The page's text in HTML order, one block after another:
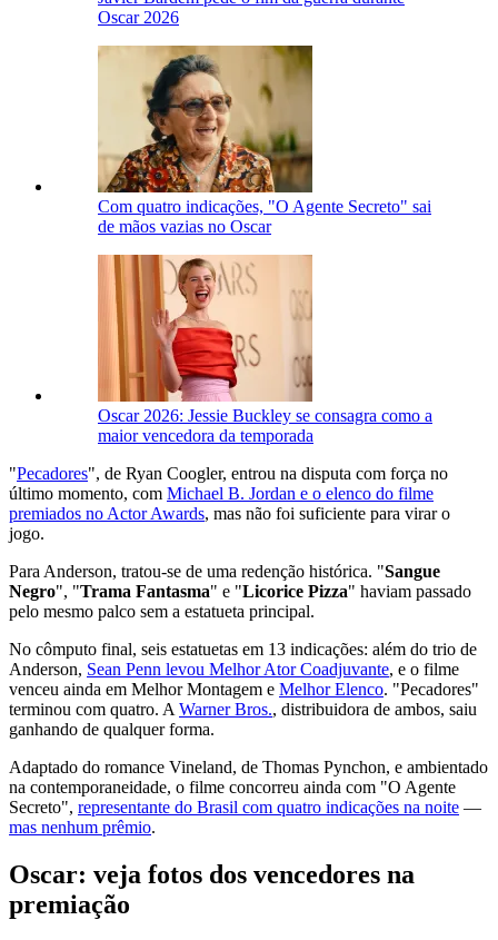
Oscar 2026
Com quatro indicações, "O Agente Secreto" sai
de mãos vazias no Oscar
Oscar 2026: Jessie Buckley se consagra como a
maior vencedora da temporada
"Pecadores", de Ryan Coogler, entrou na disputa com força no
último momento, com Michael B. Jordan e o elenco do filme
premiados no Actor Awards, mas não foi suficiente para virar o
jogo.
Para Anderson, tratou-se de uma redenção histórica. "Sangue
Negro", "Trama Fantasma" e "Licorice Pizza" haviam passado
pelo mesmo palco sem a estatueta principal.
No cômputo final, seis estatuetas em 13 indicações: além do trio de
Anderson, Sean Penn levou Melhor Ator Coadjuvante, e o filme
venceu ainda em Melhor Montagem e Melhor Elenco. "Pecadores"
terminou com quatro. A Warner Bros., distribuidora de ambos, saiu
ganhando de qualquer forma.
Adaptado do romance Vineland, de Thomas Pynchon, e ambientado
na contemporaneidade, o filme concorreu ainda com "O Agente
Secreto", representante do Brasil com quatro indicações na noite —
mas nenhum prêmio.
Oscar: veja fotos dos vencedores na
premiação